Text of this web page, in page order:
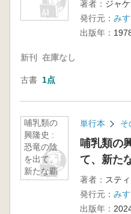
著者：
発行元： み
出版年：
新刊 在庫なし
古書 1点
哺乳類の
興隆史 :
恐竜の陰
を出て、
新たな覇
者になる
単行本 そ
哺乳類の
て、新た
著者：
発行元： み
出版年：